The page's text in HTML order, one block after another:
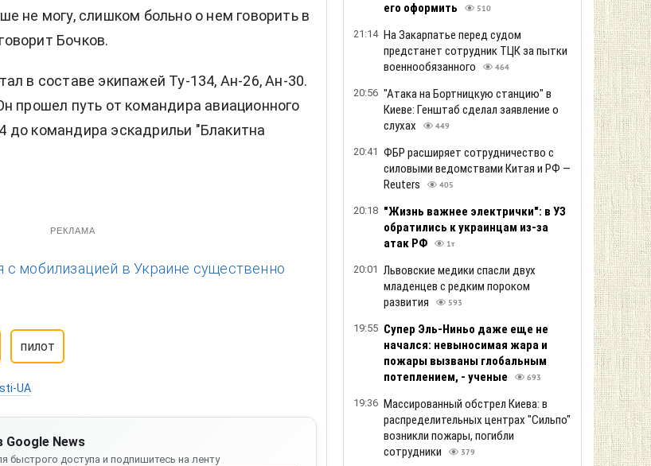
не могу, слишком больно о нем говорить в
Бочков.
в составе экипажей Ту-134, Ан-26, Ан-30.
прошел путь от командира авиационного
до командира эскадрильи "Блакитна
РЕКЛАМА
с мобилизацией в Украине существенно
пилот
UA
Google News
быстрого доступа и подпишитесь на ленту
его оформить
510
21:14 На Закарпатье перед судом
предстанет сотрудник ТЦК за пытки
военнообязанного
464
20:56 "Атака на Бортницкую станцию" в
Киеве: Генштаб сделал заявление о
слухах
449
20:41 ФБР расширяет сотрудничество с
силовыми ведомствами Китая и РФ —
Reuters
405
20:18 "Жизнь важнее электрички": в УЗ
обратились к украинцам из-за
атак РФ
1т
20:01 Львовские медики спасли двух
младенцев с редким пороком
развития
593
19:55 Супер Эль-Ниньо даже еще не
начался: невыносимая жара и
пожары вызваны глобальным
потеплением, - ученые
693
19:36 Массированный обстрел Киева: в
распределительных центрах "Сильпо"
возникли пожары, погибли
сотрудники
379